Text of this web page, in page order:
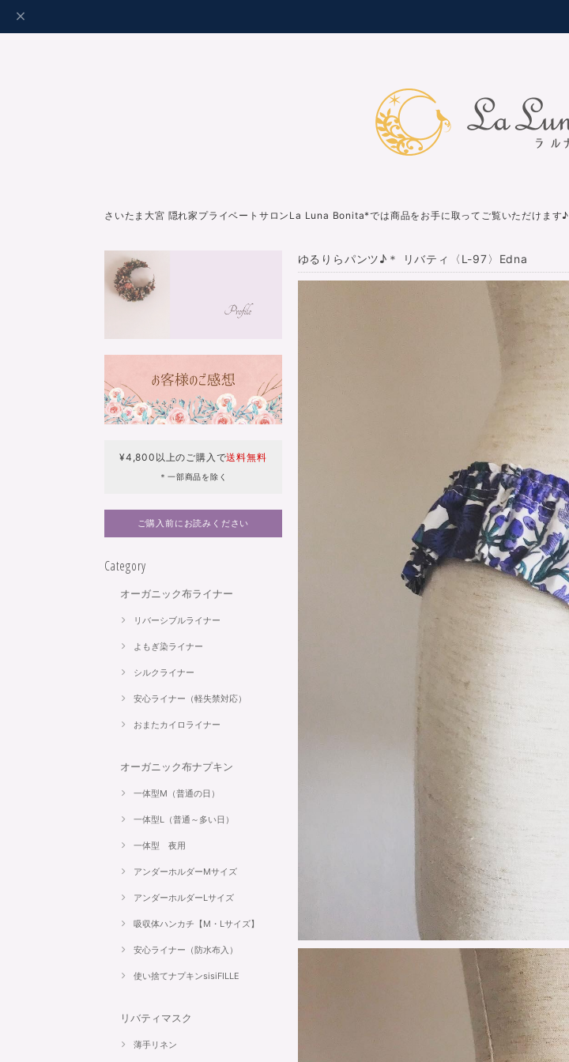
さいたま大宮 隠れ家プライベートサロンLa Luna Bonita*では商品をお手に取ってご覧いただけます♪
¥4,800以上のご購入で送料無料
＊一部商品を除く
ご購入前にお読みください
Category
オーガニック布ライナー
リバーシブルライナー
よもぎ染ライナー
シルクライナー
安心ライナー（軽失禁対応）
おまたカイロライナー
オーガニック布ナプキン
一体型M（普通の日）
一体型L（普通～多い日）
一体型 夜用
アンダーホルダーMサイズ
アンダーホルダーLサイズ
吸収体ハンカチ【M・Lサイズ】
安心ライナー（防水布入）
使い捨てナプキンsisiFILLE
リバティマスク
薄手リネン
ゆるりらパンツ♪＊ リバティ〈L-97〉Edna